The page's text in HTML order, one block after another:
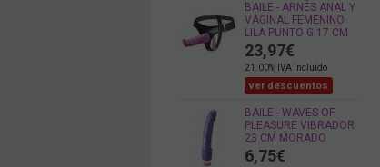
BAILE - ARNÉS ANAL Y
VAGINAL FEMENINO
LILA PUNTO G 17 CM
23,97€
21.00% IVA incluido
ver descuentos
BAILE - WAVES OF
PLEASURE VIBRADOR
23 CM MORADO
6,75€